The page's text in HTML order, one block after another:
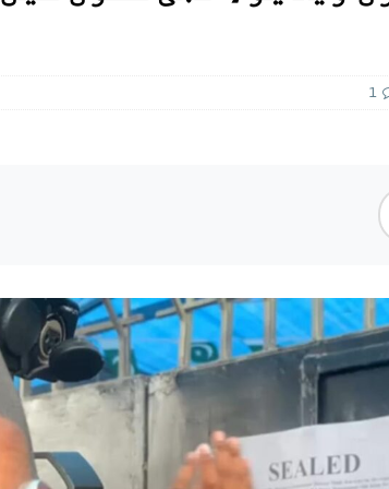
غیر ملکی پروڈکشنز پر مقامی مواد کو ترجیح دی جائے
1